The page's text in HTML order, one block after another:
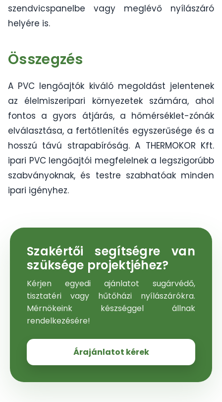
szendvicspanelbe vagy meglévő nyílászáró
helyére is.
Összegzés
A PVC lengőajtók kiváló megoldást jelentenek
az élelmiszeripari környezetek számára, ahol
fontos a gyors átjárás, a hőmérséklet-zónák
elválasztása, a fertőtlenítés egyszerűsége és a
hosszú távú strapabíróság. A THERMOKOR Kft.
ipari PVC lengőajtói megfelelnek a legszigorúbb
szabványoknak, és testre szabhatóak minden
ipari igényhez.
Szakértői segítségre van
szüksége projektjéhez?
Kérjen egyedi ajánlatot sugárvédő,
tisztatéri vagy hűtőházi nyílászárókra.
Mérnökeink készséggel állnak
rendelkezésére!
Árajánlatot kérek